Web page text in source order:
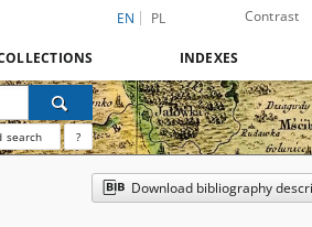
EN PL Contrast
INDEXES
search ?
Download bibliography